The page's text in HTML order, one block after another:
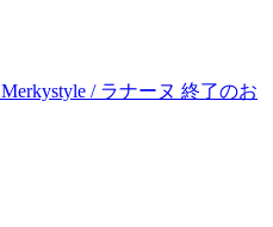
/ ラナーヌ 終了のお